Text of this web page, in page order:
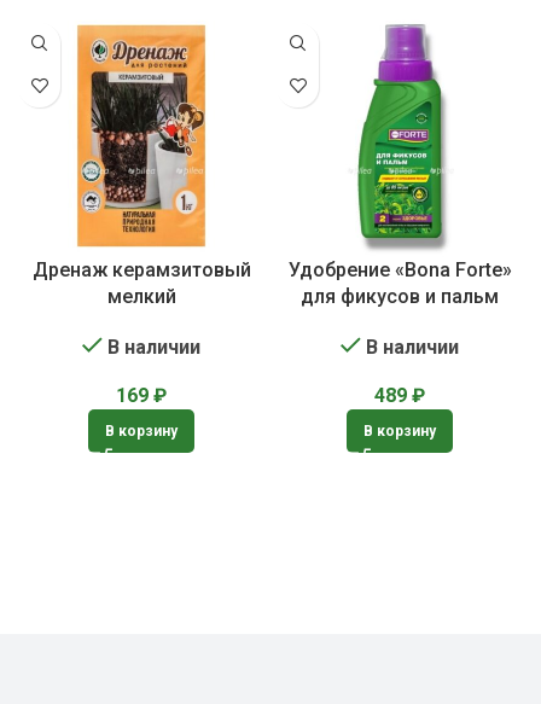
Дренаж керамзитовый
мелкий
В наличии
169 ₽
В корзину
Удобрение «Bona Forte»
для фикусов и пальм
В наличии
489 ₽
В корзину